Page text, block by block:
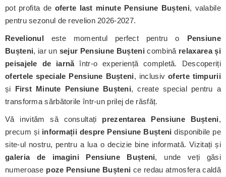
pot profita de oferte last minute Pensiune Bușteni, valabile
pentru sezonul de revelion 2026-2027.
Revelionul este momentul perfect pentru o Pensiune
Bușteni, iar un sejur Pensiune Bușteni combină relaxarea și
peisajele de iarnăîntr-o experiență completă. Descoperiți
ofertele speciale Pensiune Bușteni, inclusiv oferte timpurii
și First Minute Pensiune Bușteni, create special pentru a
transforma sărbătorile într-un prilej de răsfăț.
Vă invităm să consultați prezentarea Pensiune Bușteni,
precum și informații despre Pensiune Bușteni disponibile pe
site-ul nostru, pentru a lua o decizie bine informată. Vizitați și
galeria de imagini Pensiune Bușteni, unde veți găsi
numeroase poze Pensiune Bușteni ce redau atmosfera caldă